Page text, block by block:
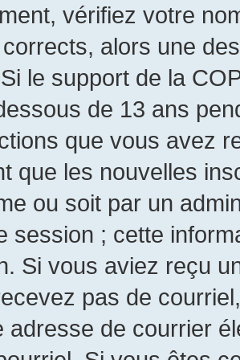
vérifiez votre
corrects, alors une
le support de la
de 13 ans
que vous avez
que les nouvelles
ou soit par un
session ; cette
Si vous aviez reçu
pas de
adresse de courrier